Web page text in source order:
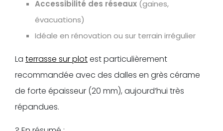
Accessibilité des réseaux (gaines,
évacuations)
Idéale en rénovation ou sur terrain irrégulier
La terrasse sur plotest particulièrement
recommandée avec des dalles en grès cérame
de forte épaisseur (20 mm), aujourd’hui très
répandues.